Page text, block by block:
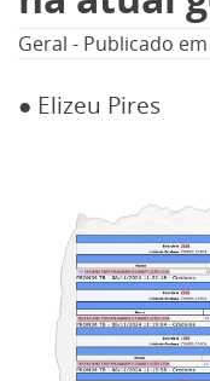
Geral - Publicado em
● Elizeu Pires